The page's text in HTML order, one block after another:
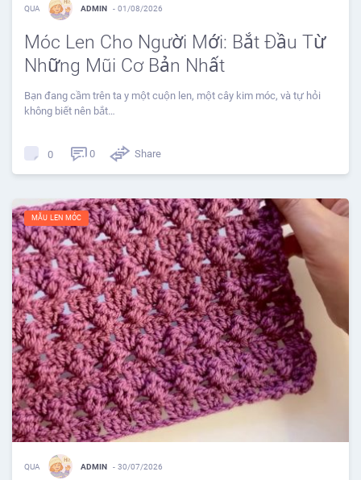
QUA ADMIN - 01/08/2026
Móc Len Cho Người Mới: Bắt Đầu Từ
Những Mũi Cơ Bản Nhất
Bạn đang cầm trên ta y một cuộn len, một cây kim móc, và tự hỏi
không biết nên bắt…
0 0 Share
MẪU LEN MÓC
QUA ADMIN - 30/07/2026